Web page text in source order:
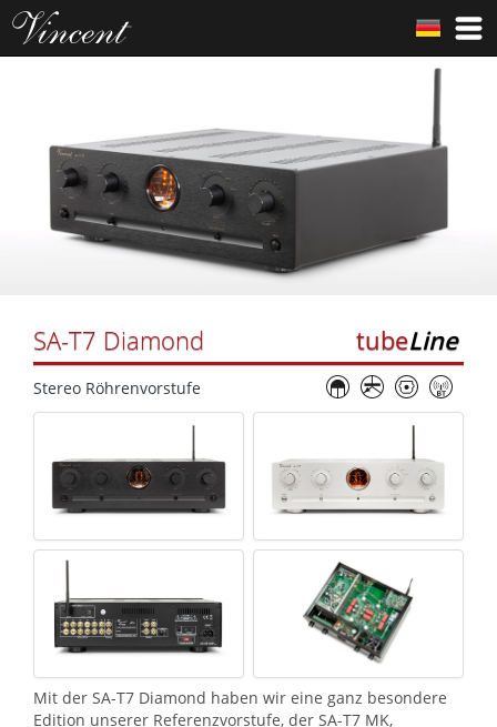
SA-T7 Diamond tubeLine
Stereo Röhrenvorstufe
Mit der SA-T7 Diamond haben wir eine ganz besondere
Edition unserer Referenzvorstufe, der SA-T7 MK,